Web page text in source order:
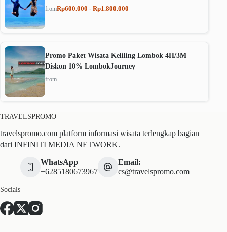
fromRp600.000 - Rp1.800.000
Promo Paket Wisata Keliling Lombok 4H/3M
Diskon 10% LombokJourney
from
TRAVELSPROMO
travelspromo.com platform informasi wisata terlengkap bagian
dari INFINITI MEDIA NETWORK.
WhatsApp
+6285180673967
Email:
cs@travelspromo.com
Socials